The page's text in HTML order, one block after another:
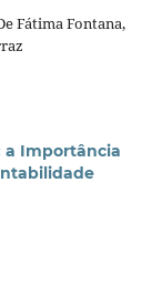
Fátima Fontana,
a Importância